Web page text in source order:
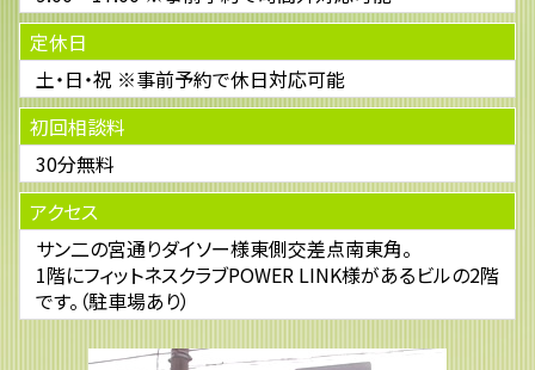
定休日
土・日・祝 ※事前予約で休日対応可能
初回相談料
30分無料
アクセス
サン二の宮通りダイソー様東側交差点南東角。
1階にフィットネスクラブPOWER LINK様があるビルの2階
です。（駐車場あり）